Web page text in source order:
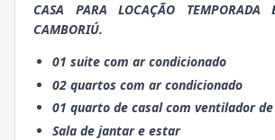
CASA PARA LOCAÇÃO TEMPORADA
CAMBORIÚ.
01 suite com ar condicionado
02 quartos com ar condicionado
01 quarto de casal com ventilador
Sala de jantar e estar